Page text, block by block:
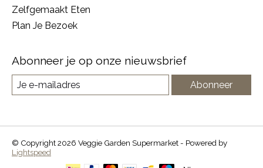
Zelfgemaakt Eten
Plan Je Bezoek
Abonneer je op onze nieuwsbrief
Abonneer
© Copyright 2026 Veggie Garden Supermarket - Powered by
Lightspeed